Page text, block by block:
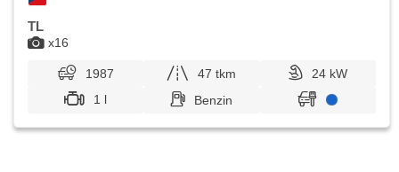
x16
TL
1987 47 tkm
24 kW
1 l
Benzin